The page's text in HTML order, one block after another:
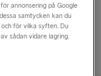
författaren
annonsering på Google
samtycken kan du
för vilka syften. Du
sådan vidare lagring.